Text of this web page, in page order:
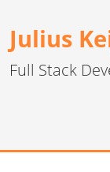
Julius
Full Stack